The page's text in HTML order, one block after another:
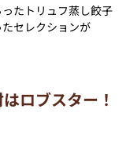
たトリュフ蒸し餃子
セレクションが
ロブスター！